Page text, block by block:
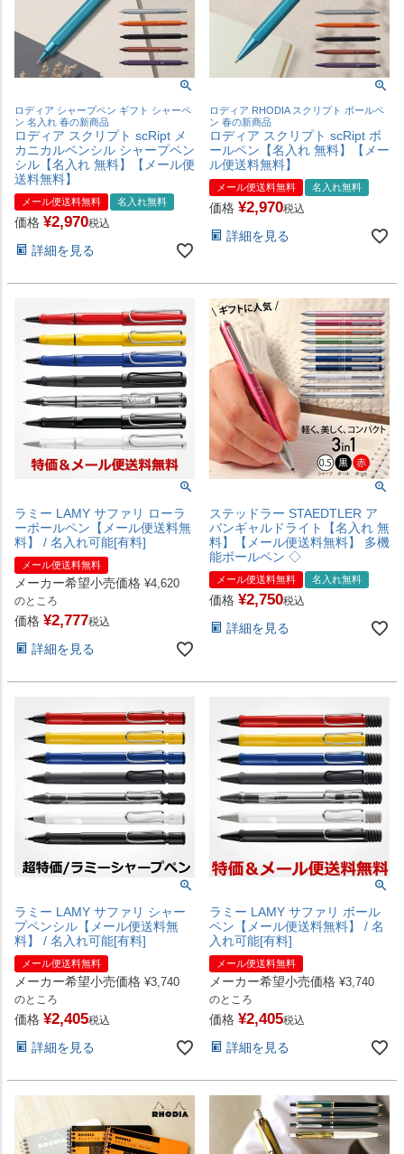
ロディア シャープペン ギフト シャーペ
ン 名入れ 春の新商品
ロディア スクリプト scRipt メ
カニカルペンシル シャープペン
シル【名入れ 無料】【メール便
送料無料】
メール便送料無料 名入れ無料
価格 ¥2,970税込
詳細を見る
ロディア RHODIA スクリプト ボールペ
ン 春の新商品
ロディア スクリプト scRipt ボ
ールペン【名入れ 無料】【メー
ル便送料無料】
メール便送料無料 名入れ無料
価格 ¥2,970税込
詳細を見る
ラミー LAMY サファリ ローラ
ーボールペン【メール便送料無
料】 / 名入れ可能[有料]
メール便送料無料
メーカー希望小売価格 ¥4,620
のところ
価格 ¥2,777税込
詳細を見る
ステッドラー STAEDTLER ア
バンギャルドライト【名入れ 無
料】【メール便送料無料】 多機
能ボールペン ◇
メール便送料無料 名入れ無料
価格 ¥2,750税込
詳細を見る
ラミー LAMY サファリ シャー
プペンシル【メール便送料無
料】 / 名入れ可能[有料]
メール便送料無料
メーカー希望小売価格 ¥3,740
のところ
価格 ¥2,405税込
詳細を見る
ラミー LAMY サファリ ボール
ペン【メール便送料無料】 / 名
入れ可能[有料]
メール便送料無料
メーカー希望小売価格 ¥3,740
のところ
価格 ¥2,405税込
詳細を見る